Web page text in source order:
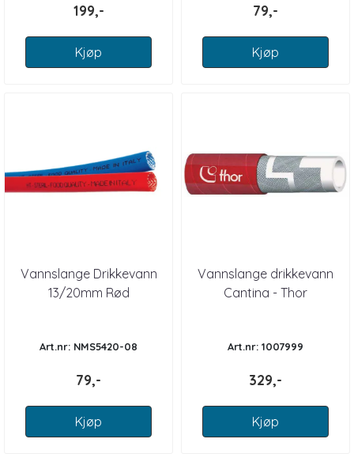
199,-
Kjøp
79,-
Kjøp
Vannslange Drikkevann
13/20mm Rød
Art.nr: NMS5420-08
79,-
Kjøp
Vannslange drikkevann
Cantina - Thor
Art.nr: 1007999
329,-
Kjøp